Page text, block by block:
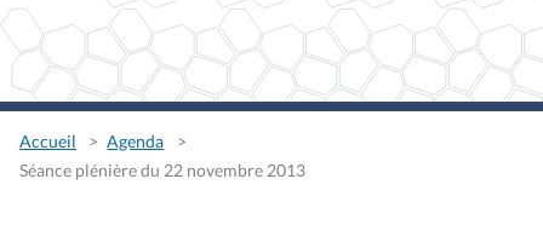
Accueil
Agenda
Séance plénière du 22 novembre 2013